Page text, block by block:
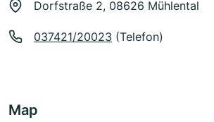
Dorfstraße 2, 08626 Mühlental
037421/20023 (Telefon)
Map